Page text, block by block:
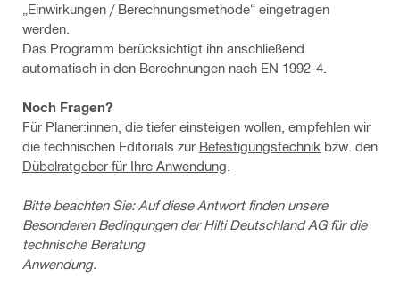
„Einwirkungen / Berechnungsmethode“ eingetragen
werden.
Das Programm berücksichtigt ihn anschließend
automatisch in den Berechnungen nach EN 1992-4.
Noch Fragen?
Für Planer:innen, die tiefer einsteigen wollen, empfehlen wir
die technischen Editorials zur Befestigungstechnik bzw. den
Dübelratgeber für Ihre Anwendung
Bitte beachten Sie: Auf diese Antwort finden unsere
Besonderen Bedingungen der Hilti Deutschland AG für die
technische Beratung
Anwendung.